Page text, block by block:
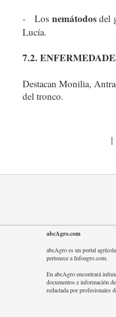
- Los nemátodosdel
Lucía.
7.2.
Destacan Monilia,
del tronco.
|
abcAgro.com
abcAgro es un portal
pertenece a Infoagro.com.
En abcAgro encontrará
documentos e información
redactada por profesionales